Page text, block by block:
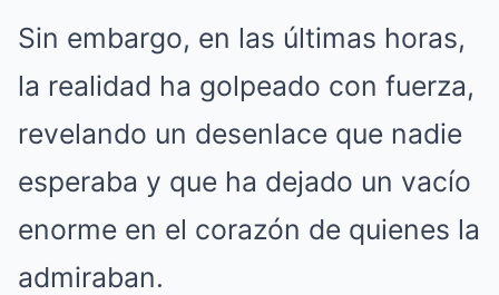
Sin embargo, en las últimas horas,
la realidad ha golpeado con fuerza,
revelando un desenlace que nadie
esperaba y que ha dejado un vacío
enorme en el corazón de quienes la
admiraban.